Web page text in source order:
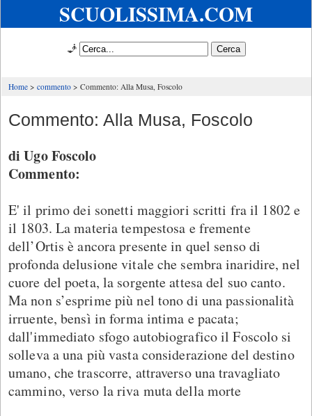
SCUOLISSIMA.COM
🧞
Home commento Commento: Alla Musa, Foscolo
Commento: Alla Musa, Foscolo
di Ugo Foscolo
Commento:
E' il primo dei sonetti maggiori scritti fra il 1802 e
il 1803. La materia tempestosa e fremente
dell’Ortis è ancora presente in quel senso di
profonda delusione vitale che sembra inaridire, nel
cuore del poeta, la sorgente attesa del suo canto.
Ma non s’esprime più nel tono di una passionalità
irruente, bensì in forma intima e pacata;
dall'immediato sfogo autobiografico il Foscolo si
solleva a una più vasta considerazione del destino
umano, che trascorre, attraverso una travagliato
cammino, verso la riva muta della morte